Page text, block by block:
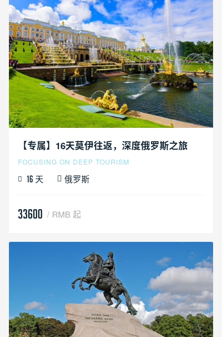
【专属】16天莫伊往返，深度俄罗斯之旅
FOCUSING ON DEEP TOURISM
16 天 俄罗斯
33600 / RMB 起